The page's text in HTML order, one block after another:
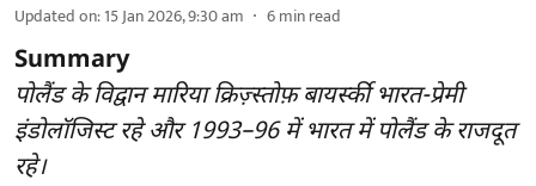
Updated on:15 Jan 2026, 9:30 am 6min read
Summary
पोलैंड के विद्वान मारिया क्रिज़्स्तोफ़ बायर्स्की भारत-प्रेमी
इंडोलॉजिस्ट रहे और 1993–96 में भारत में पोलैंड के राजदूत
रहे।